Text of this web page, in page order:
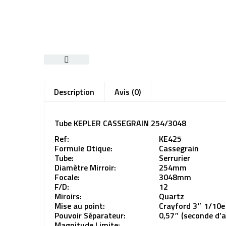
Description Avis (0)
Tube KEPLER CASSEGRAIN 254/3048
Ref:
KE425
Formule Otique: Cassegrain
Tube: Serrurier
Diamètre Mirroir: 254mm
Focale: 3048mm
F/D: 12
Miroirs: Quartz
Mise au point: Crayford 3″ 1/10e
Pouvoir Séparateur: 0,57″ (seconde